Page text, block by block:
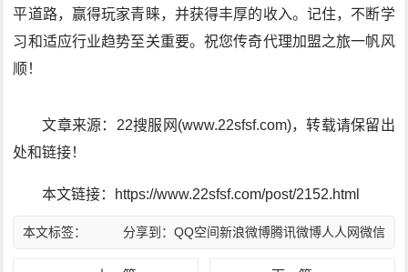
平道路，赢得玩家青睐，并获得丰厚的收入。记住，不断学
习和适应行业趋势至关重要。祝您传奇代理加盟之旅一帆风
顺！
文章来源：22搜服网(www.22sfsf.com)，转载请保留出
处和链接！
本文链接：https://www.22sfsf.com/post/2152.html
分享到： QQ空间新浪微博腾讯微博人人网微信
本文标签：